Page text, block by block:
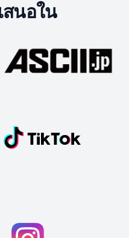
สนอใน